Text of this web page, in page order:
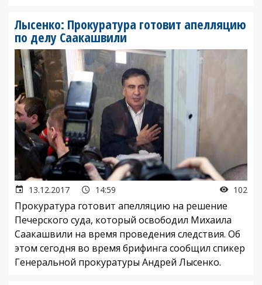
Лысенко: Прокуратура готовит апелляцию
по делу Саакашвили
13.12.2017 14:59 102
Прокуратура готовит апелляцию на решение
Печерского суда, который освободил Михаила
Саакашвили на время проведения следствия. Об
этом сегодня во время брифинга сообщил спикер
Генеральной прокуратуры Андрей Лысенко.